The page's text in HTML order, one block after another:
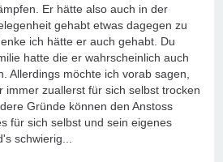
Er hätte also auch in der
gehabt etwas dagegen zu
ich hätte er auch gehabt. Du
hatte die er wahrscheinlich auch
Allerdings möchte ich vorab sagen,
immer zuallerst für sich selbst trocken
Gründe können den Anstoss
für sich selbst und sein eigenes
schwierig...